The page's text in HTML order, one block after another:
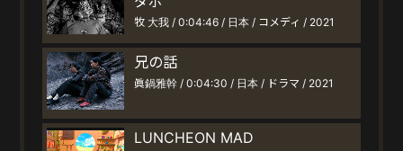
牧 大我 / 0:04:46 / 日本 / コメディ / 2021
兄の話
眞鍋雅幹 / 0:04:30 / 日本 / ドラマ / 2021
LUNCHEON MAD